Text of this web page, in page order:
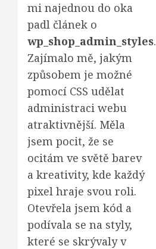
mi najednou do oka
padl článek o
wp_shop_admin_styles.
Zajímalo mě, jakým
způsobem je možné
pomocí CSS udělat
administraci webu
atraktivnější. Měla
jsem pocit, že se
ocitám ve světě barev
a kreativity, kde každý
pixel hraje svou roli.
Otevřela jsem kód a
podívala se na styly,
které se skrývaly v